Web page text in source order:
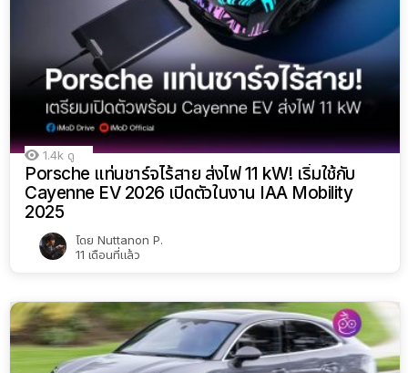
1.4k ดู
Porsche แท่นชาร์จไร้สาย ส่งไฟ 11 kW! เริ่มใช้กับ
Cayenne EV 2026 เปิดตัวในงาน IAA Mobility
2025
โดย Nuttanon P.
11 เดือนที่แล้ว